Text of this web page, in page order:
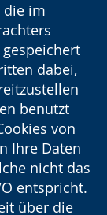
die im
dabei,
benutzt
von
Ihre Daten
nicht das
entspricht.
über die